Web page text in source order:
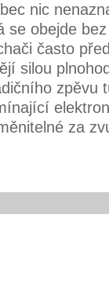
nic
se obejde
často
silou
zpěvu
za